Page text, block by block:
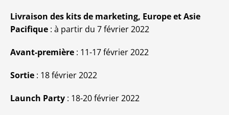
Livraison des kits de marketing, Europe et Asie
Pacifique : à partir du 7 février 2022
Avant-première : 11-17 février 2022
Sortie : 18 février 2022
Launch Party : 18-20 février 2022